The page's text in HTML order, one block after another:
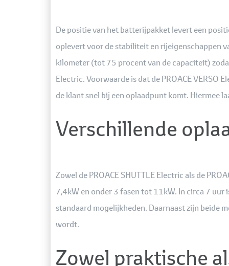
De positie van het batterijpakket levert een
oplevert voor de stabiliteit en rijeigenschappen
kilometer (tot 75 procent van de capaciteit)
Electric. Voorwaarde is dat de PROACE
de klant snel bij een oplaadpunt komt. Hiermee
Verschillende
Zowel de PROACE SHUTTLE Electric als de
7,4kW en onder 3 fasen tot 11kW. In circa 7 uur
standaard mogelijkheden. Daarnaast zijn beide
wordt.
Zowel praktische